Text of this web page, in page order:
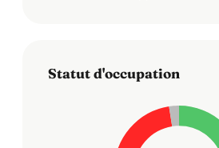
Statut d'occupation